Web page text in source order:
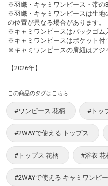
※羽織・キャミワンピース・帯の3
※羽織・キャミワンピースは生地
の位置が異なる場合があります。
※キャミワンピースはバックゴム
※キャミワンピースはポケット付
※キャミワンピースの肩紐はアジ
【2026年】
この商品のタグはこちら
#ワンピース 花柄 #トッ
#2WAYで使える トップス
#トップス 花柄 #浴衣 花
#2WAYで使える キャミワンピ